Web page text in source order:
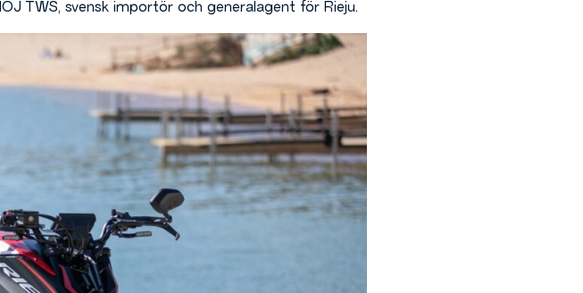
TWS, svensk importör och generalagent för Rieju.